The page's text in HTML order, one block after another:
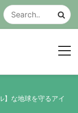
ド
】な地球を守るアイ